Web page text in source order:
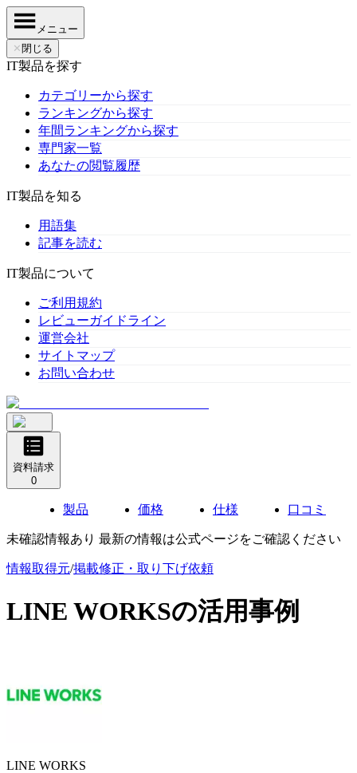
メニュー
✕ 閉じる
IT製品を探す
カテゴリーから探す
ランキングから探す
年間ランキングから探す
専門家一覧
あなたの閲覧履歴
IT製品を知る
用語集
記事を読む
IT製品について
ご利用規約
レビューガイドライン
運営会社
サイトマップ
お問い合わせ
資料請求
0
製品 価格 仕様 口コミ
未確認情報あり 最新の情報は公式ページをご確認ください
情報取得元/掲載修正・取り下げ依頼
LINE WORKSの活用事例
LINE WORKS